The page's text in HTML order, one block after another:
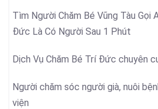
Tìm Người Chăm Bé Vũng Tàu Gọi
Đức Là Có Người Sau 1 Phút
Dịch Vụ Chăm Bé Trí Đức chuyên
Người chăm sóc người già, nuôi
viện